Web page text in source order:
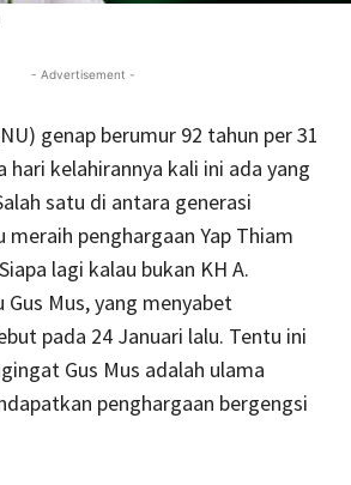
- Advertisement -
genap berumur 92 tahun per 31
hari kelahirannya kali ini ada yang
satu di antara generasi
penghargaan Yap Thiam
lagi kalau bukan KH A.
Mus, yang menyabet
pada 24 Januari lalu. Tentu ini
Gus Mus adalah ulama
penghargaan bergengsi